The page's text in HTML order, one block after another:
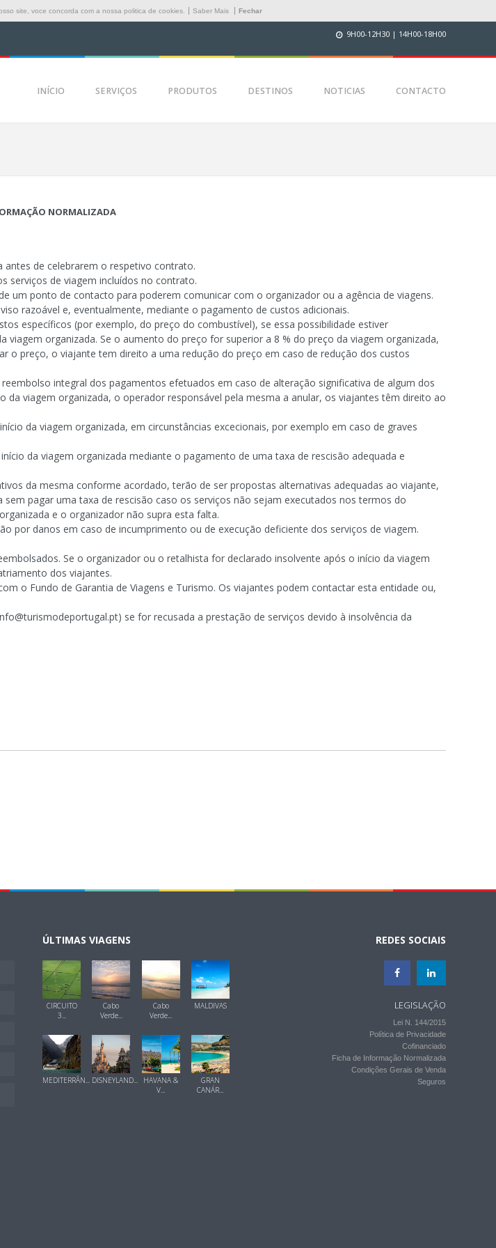
site, voce concorda com a nossa politica de cookies. Saber Mais Fechar
9H00-12H30 | 14H00-18H00
INÍCIO SERVIÇOS PRODUTOS DESTINOS NOTICIAS CONTACTO
NORMALIZADA
antes de celebrarem o respetivo contrato.
serviços de viagem incluídos no contrato.
um ponto de contacto para poderem comunicar com o organizador ou a agência de viagens.
razoável e, eventualmente, mediante o pagamento de custos adicionais.
específicos (por exemplo, do preço do combustível), se essa possibilidade estiver
organizada. Se o aumento do preço for superior a 8 % do preço da viagem organizada,
o preço, o viajante tem direito a uma redução do preço em caso de redução dos custos
integral dos pagamentos efetuados em caso de alteração significativa de algum dos
viagem organizada, o operador responsável pela mesma a anular, os viajantes têm direito ao
da viagem organizada, em circunstâncias excecionais, por exemplo em caso de graves
da viagem organizada mediante o pagamento de uma taxa de rescisão adequada e
da mesma conforme acordado, terão de ser propostas alternativas adequadas ao viajante,
pagar uma taxa de rescisão caso os serviços não sejam executados nos termos do
e o organizador não supra esta falta.
por danos em caso de incumprimento ou de execução deficiente dos serviços de viagem.
Se o organizador ou o retalhista for declarado insolvente após o início da viagem
dos viajantes.
o Fundo de Garantia de Viagens e Turismo. Os viajantes podem contactar esta entidade ou,
se for recusada a prestação de serviços devido à insolvência da
ÚLTIMAS VIAGENS
CIRCUITO
3...
Cabo
Verde...
Cabo
Verde...
MALDIVAS
MEDITERRÂN... DISNEYLAND...
HAVANA &
V...
GRAN
CANÁR...
REDES SOCIAIS
LEGISLAÇÃO
Lei N. 144/2015
Política de Privacidade
Cofinanciado
Ficha de Informação Normalizada
Condições Gerais de Venda
Seguros